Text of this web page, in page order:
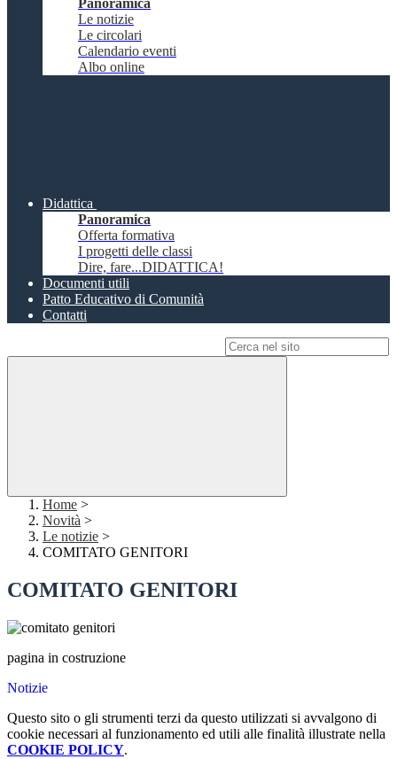
Panoramica
Le notizie
Le circolari
Calendario eventi
Albo online
Didattica
Panoramica
Offerta formativa
I progetti delle classi
Dire, fare...DIDATTICA!
Documenti utili
Patto Educativo di Comunità
Contatti
Home >
Novità >
Le notizie >
COMITATO GENITORI
COMITATO GENITORI
pagina in costruzione
Notizie
Questo sito o gli strumenti terzi da questo utilizzati si avvalgono di
cookie necessari al funzionamento ed utili alle finalità illustrate nella
COOKIE POLICY.